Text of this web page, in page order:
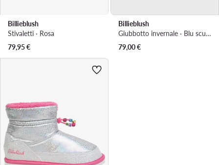
Billieblush
Stivaletti · Rosa
79,95€
Billieblush
Giubbotto invernale · Blu scuro
79,00€